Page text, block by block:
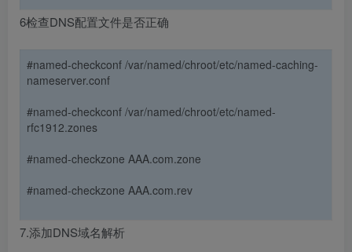
6检查DNS配置文件是否正确
#named-checkconf /var/named/chroot/etc/named-caching-
nameserver.conf
#named-checkconf /var/named/chroot/etc/named-
rfc1912.zones
#named-checkzone AAA.com.zone
#named-checkzone AAA.com.rev
7.添加DNS域名解析